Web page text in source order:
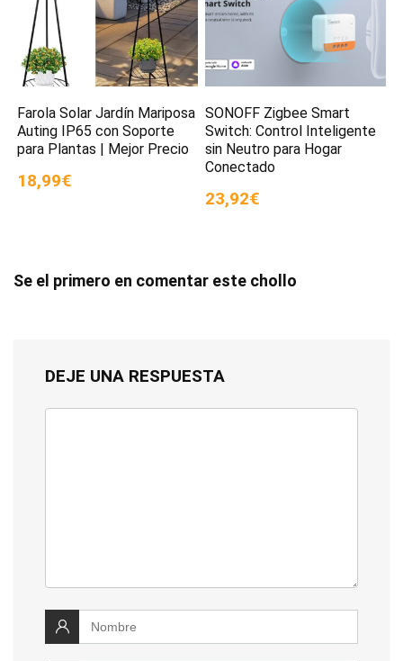
Farola Solar Jardín Mariposa
Auting IP65 con Soporte
para Plantas | Mejor Precio
18,99€
SONOFF Zigbee Smart
Switch: Control Inteligente
sin Neutro para Hogar
Conectado
23,92€
Se el primero en comentar este chollo
DEJE UNA RESPUESTA